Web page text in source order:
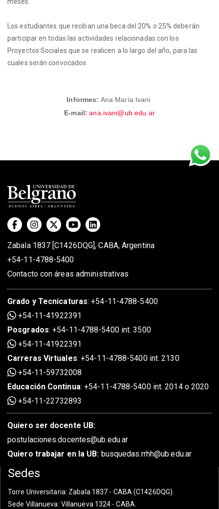
Los estudiantes que reciban una beca del 20% o 25% deberán
participar en todas las actividades relacionadas con los
Proyectos Sociales que se realicen a lo largo del año, para las
cuales serán convocados.
Informes: Ana María Ivani
E-mail:ana.ivani@ub.edu.ar
Zabala 1837 [C1426DQG], CABA, Argentina
+54-11-4788-5400
Contacto con áreas administrativas
Grado y Tecnicaturas:+54-11-4788-5400
+54-11-41922391
Posgrados:+54-11-4788-5400 int. 3500
+54-11-41922391
Carreras Virtuales:+54-11-4788-5400 int. 2130
+54-11-59732008
Educación Continua:+54-11-4788-5400 int. 2014 o 2020
+54-11-22732893
Quiero ser docente UB:
postulaciones.docentes@ub.edu.ar
Quiero trabajar en la UB: busquedas.rrhh@ub.edu.ar
Sedes
Torre Universitaria: Zabala 1837 - CABA (C1426DQG).
Sede Villanueva: Villanueva 1324 - CABA.